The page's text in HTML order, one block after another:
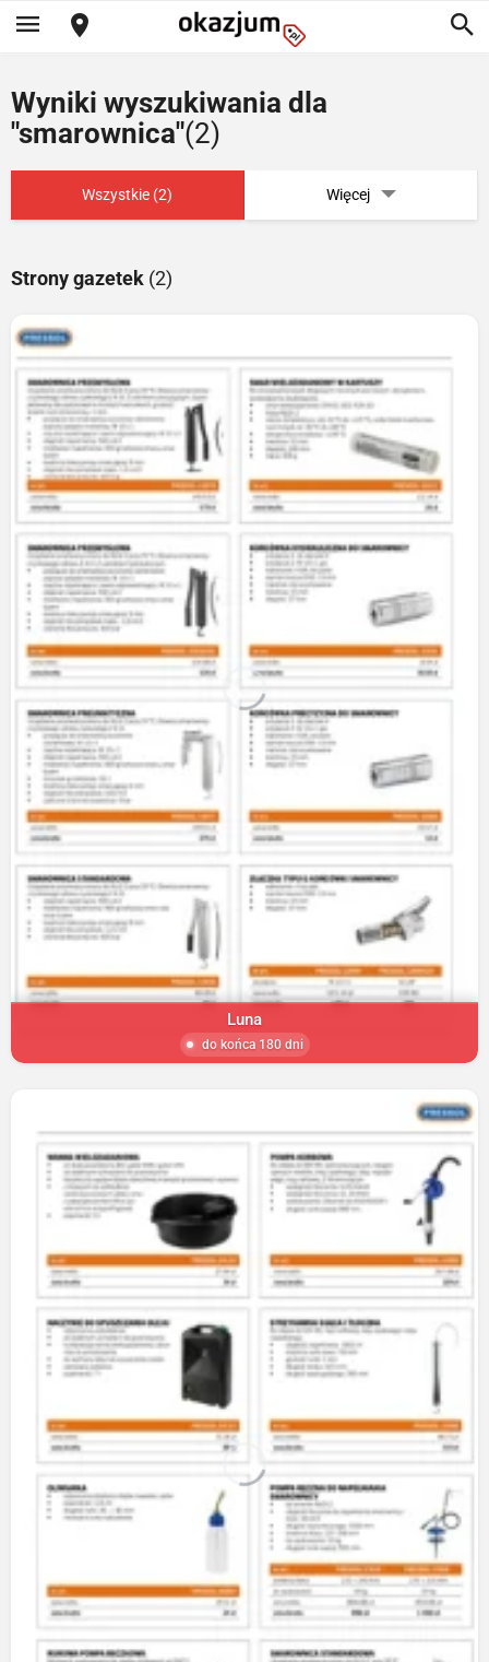
Wyniki wyszukiwania dla
"smarownica"(2)
Wszystkie (2) Więcej
Strony gazetek (2)
Luna
do końca 180 dni